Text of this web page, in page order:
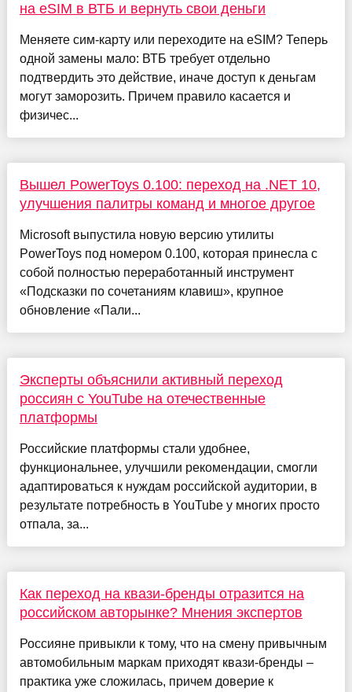
на eSIM в ВТБ и вернуть свои деньги
Меняете сим-карту или переходите на eSIM? Теперь
одной замены мало: ВТБ требует отдельно
подтвердить это действие, иначе доступ к деньгам
могут заморозить. Причем правило касается и
физичес...
Вышел PowerToys 0.100: переход на .NET 10,
улучшения палитры команд и многое другое
Microsoft выпустила новую версию утилиты
PowerToys под номером 0.100, которая принесла с
собой полностью переработанный инструмент
«Подсказки по сочетаниям клавиш», крупное
обновление «Пали...
Эксперты объяснили активный переход
россиян с YouTube на отечественные
платформы
Российские платформы стали удобнее,
функциональнее, улучшили рекомендации, смогли
адаптироваться к нуждам российской аудитории, в
результате потребность в YouTube у многих просто
отпала, за...
Как переход на квази-бренды отразится на
российском авторынке? Мнения экспертов
Россияне привыкли к тому, что на смену привычным
автомобильным маркам приходят квази-бренды –
практика уже сложилась, причем доверие к